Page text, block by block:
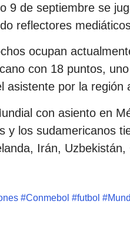
9 de septiembre se
reflectores
ocupan
con 18 puntos,
asistente por la región
con asiento en
y los sudamericanos
Irán,
#Conmebol #futbol #